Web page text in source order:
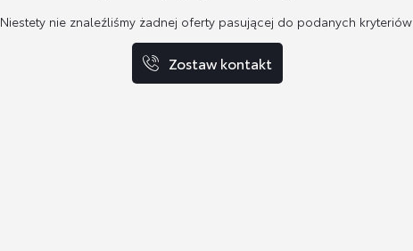
Niestety nie znaleźliśmy żadnej oferty pasującej do podanych kryteriów.
Zostaw kontakt